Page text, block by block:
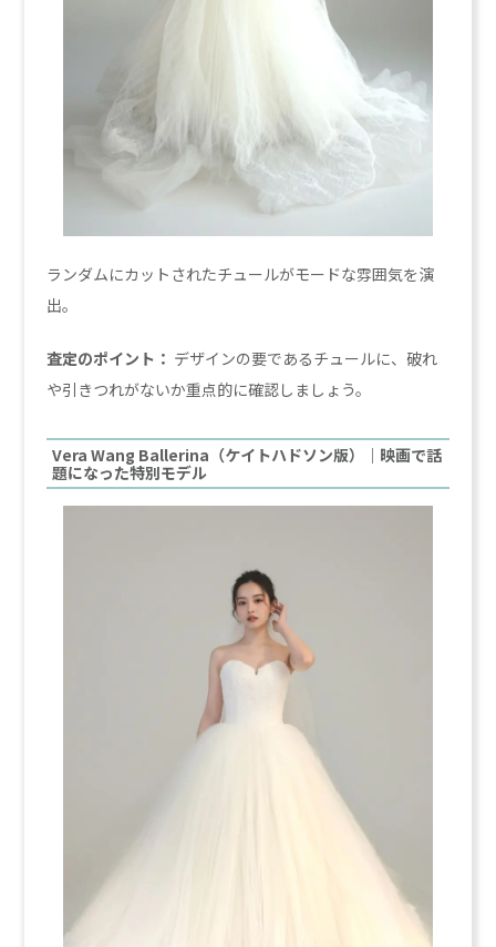
ランダムにカットされたチュールがモードな雰囲気を演
出。
査定のポイント： デザインの要であるチュールに、破れ
や引きつれがないか重点的に確認しましょう。
Vera Wang Ballerina（ケイトハドソン版）｜映画で話
題になった特別モデル